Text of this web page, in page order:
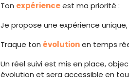
Ton expérienceest ma priorité :
Je propose une expérience
Traque tonévolutionen temps
Un réel suivi est mis en place,
évolution et sera accessible en